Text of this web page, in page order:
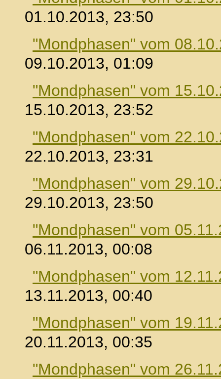
01.10.2013, 23:50
"Mondphasen" vom
09.10.2013, 01:09
"Mondphasen" vom
15.10.2013, 23:52
"Mondphasen" vom
22.10.2013, 23:31
"Mondphasen" vom
29.10.2013, 23:50
"Mondphasen" vom
06.11.2013, 00:08
"Mondphasen" vom
13.11.2013, 00:40
"Mondphasen" vom
20.11.2013, 00:35
"Mondphasen" vom